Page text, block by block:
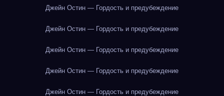
Джейн Остин — Гордость и предубеждение
Джейн Остин — Гордость и предубеждение
Джейн Остин — Гордость и предубеждение
Джейн Остин — Гордость и предубеждение
Джейн Остин — Гордость и предубеждение